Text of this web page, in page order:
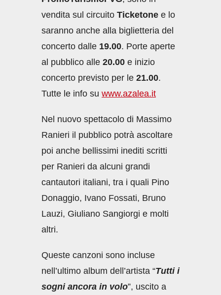
vendita sul circuito Ticketone e lo
saranno anche alla biglietteria del
concerto dalle 19.00. Porte aperte
al pubblico alle 20.00 e inizio
concerto previsto per le 21.00.
Tutte le info su www.azalea.it
Nel nuovo spettacolo di Massimo
Ranieri il pubblico potrà ascoltare
poi anche bellissimi inediti scritti
per Ranieri da alcuni grandi
cantautori italiani, tra i quali Pino
Donaggio, Ivano Fossati, Bruno
Lauzi, Giuliano Sangiorgi e molti
altri.
Queste canzoni sono incluse
nell’ultimo album dell’artista “Tutti i
sogni ancora in volo”, uscito a